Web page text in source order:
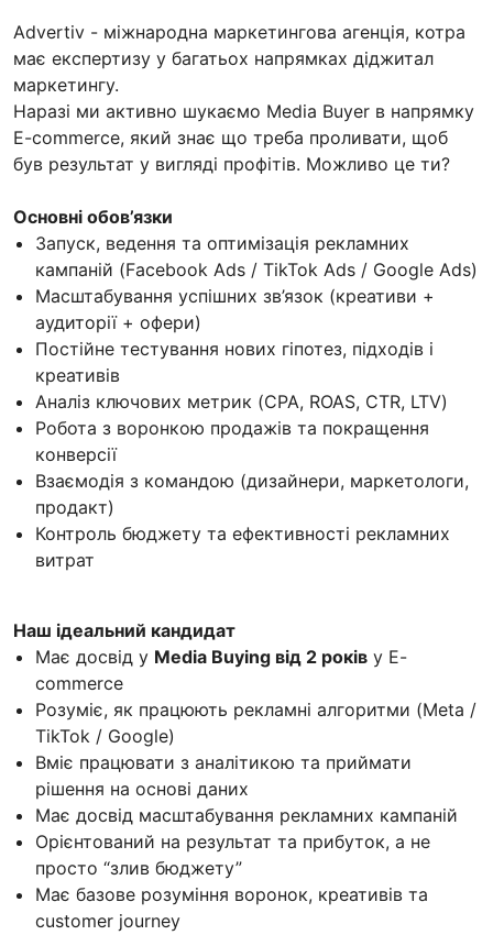
Advertiv - міжнародна маркетингова агенція, котра
має експертизу у багатьох напрямках діджитал
маркетингу.
Наразі ми активно шукаємо Media Buyer в напрямку
E-commerce, який знає що треба проливати, щоб
був результат у вигляді профітів. Можливо це ти?
Основні обов’язки
Запуск, ведення та оптимізація рекламних
кампаній (Facebook Ads / TikTok Ads / Google Ads)
Масштабування успішних зв’язок (креативи +
аудиторії + офери)
Постійне тестування нових гіпотез, підходів і
креативів
Аналіз ключових метрик (CPA, ROAS, CTR, LTV)
Робота з воронкою продажів та покращення
конверсії
Взаємодія з командою (дизайнери, маркетологи,
продакт)
Контроль бюджету та ефективності рекламних
витрат
Наш ідеальний кандидат
Має досвід у Media Buying від 2 років у E-
commerce
Розуміє, як працюють рекламні алгоритми (Meta /
TikTok / Google)
Вміє працювати з аналітикою та приймати
рішення на основі даних
Має досвід масштабування рекламних кампаній
Орієнтований на результат та прибуток, а не
просто “злив бюджету”
Має базове розуміння воронок, креативів та
customer journey